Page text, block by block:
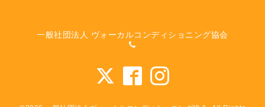
一般社団法人 ヴォーカルコンディショニング協会